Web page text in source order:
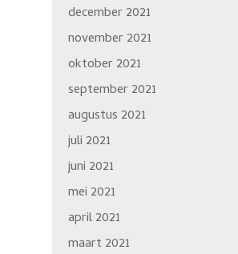
december 2021
november 2021
oktober 2021
september 2021
augustus 2021
juli 2021
juni 2021
mei 2021
april 2021
maart 2021